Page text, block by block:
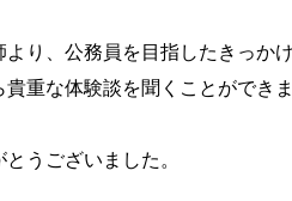
より、公務員を目指したきっか
重な体験談を聞くことができま
うございました。